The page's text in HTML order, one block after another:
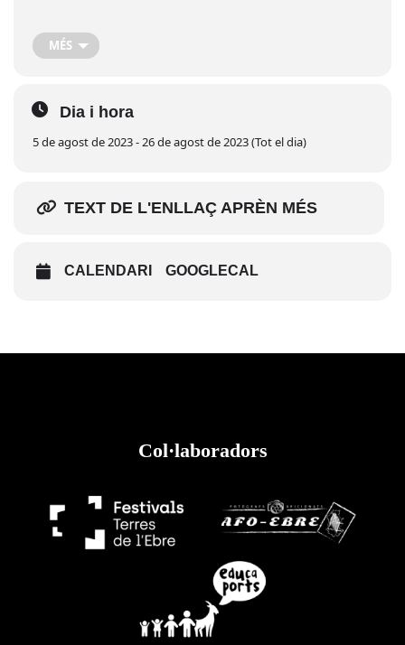
format acústic de les cançons més significatives del pop i rock a
càrrec del grup musical Cruzados.
Barcelona Lyceum Club" interpretat per la companyia de teatre
'Les Fugitives'.
MÉS
Dia i hora
5 de agost de 2023 - 26 de agost de 2023 (Tot el dia)
TEXT DE L'ENLLAÇ APRÈN MÉS
CALENDARI GOOGLECAL
Col·laboradors